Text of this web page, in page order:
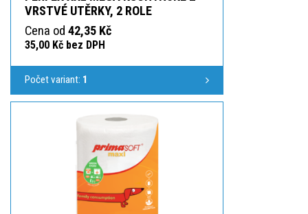
VRSTVÉ UTĚRKY, 2 ROLE
Cena od 42,35 Kč
35,00 Kč bez DPH
Počet variant: 1